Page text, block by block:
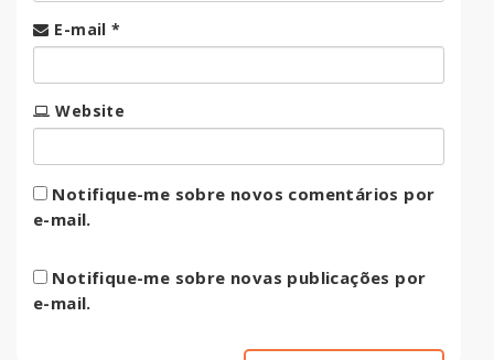
E-mail *
Website
Notifique-me sobre novos comentários por
e-mail.
Notifique-me sobre novas publicações por
e-mail.